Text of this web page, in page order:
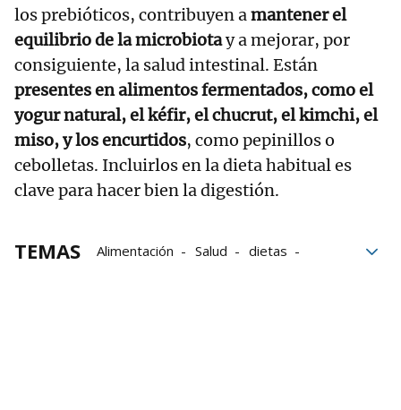
los prebióticos, contribuyen amantener el
equilibrio de la microbiotay a mejorar, por
consiguiente, la salud intestinal. Están
presentes en alimentos fermentados, como el
yogur natural, el kéfir, el chucrut, el kimchi, el
miso, y los encurtidos, como pepinillos o
cebolletas. Incluirlos en la dieta habitual es
clave para hacer bien la digestión.
TEMAS Alimentación Salud
dietas